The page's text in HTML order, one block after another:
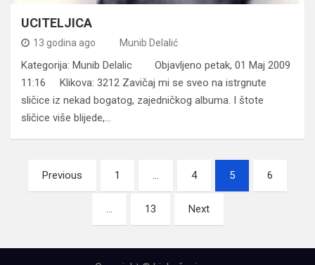
UCITELJICA
13 godina ago Munib Delalić
Kategorija: Munib Delalic Objavljeno petak, 01 Maj 2009
11:16 Klikova: 3212 Zavičaj mi se sveo na istrgnute
sličice iz nekad bogatog, zajedničkog albuma. I štote
sličice više blijede,…
Navigacija
člancima
Previous 1 … 4 5 6
… 13 Next